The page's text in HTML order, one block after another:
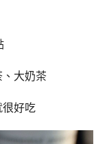
、大奶茶
很好吃